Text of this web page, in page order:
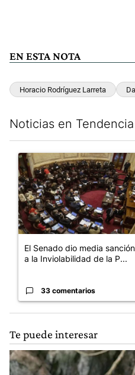
EN ESTA NOTA
Horacio Rodríguez Larreta
Noticias en Tendencia
Un artículo de tendencia con
El Senado dio media sanción
a la Inviolabilidad de la P...
33 comentarios